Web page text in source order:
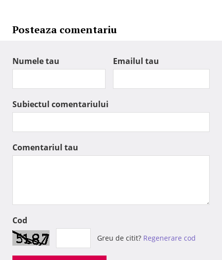
Posteaza comentariu
Numele tau Emailul tau
Subiectul comentariului
Comentariul tau
Cod
Greu de citit? Regenerare cod